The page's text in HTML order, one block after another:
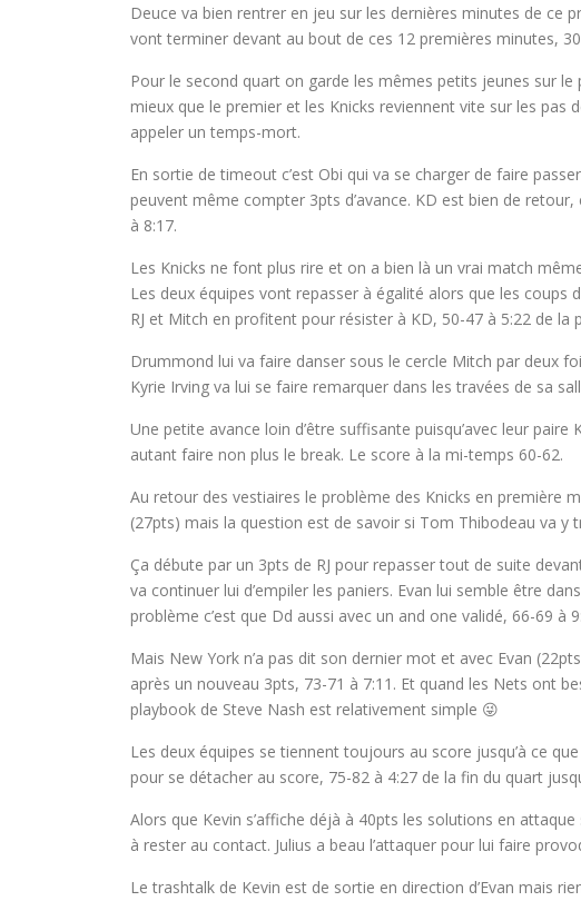
Deuce va bien rentrer en jeu sur les dernières minutes de ce
vont terminer devant au bout de ces 12 premières minutes,
Pour le second quart on garde les mêmes petits jeunes sur
mieux que le premier et les Knicks reviennent vite sur les pas
appeler un temps-mort.
En sortie de timeout c’est Obi qui va se charger de faire
peuvent même compter 3pts d’avance. KD est bien de
à 8:17.
Les Knicks ne font plus rire et on a bien là un vrai match
Les deux équipes vont repasser à égalité alors que les
RJ et Mitch en profitent pour résister à KD, 50-47 à 5:22 de la
Drummond lui va faire danser sous le cercle Mitch par deux
Kyrie Irving va lui se faire remarquer dans les travées de sa
Une petite avance loin d’être suffisante puisqu’avec leur
autant faire non plus le break. Le score à la mi-temps 60-62.
Au retour des vestiaires le problème des Knicks en première
(27pts) mais la question est de savoir si Tom Thibodeau va y
Ça débute par un 3pts de RJ pour repasser tout de suite
va continuer lui d’empiler les paniers. Evan lui semble être
problème c’est que Dd aussi avec un and one validé, 66-69 à
Mais New York n’a pas dit son dernier mot et avec Evan
après un nouveau 3pts, 73-71 à 7:11. Et quand les Nets ont
playbook de Steve Nash est relativement simple 😜
Les deux équipes se tiennent toujours au score jusqu’à ce
pour se détacher au score, 75-82 à 4:27 de la fin du quart
Alors que Kevin s’affiche déjà à 40pts les solutions en
à rester au contact. Julius a beau l’attaquer pour lui faire
Le trashtalk de Kevin est de sortie en direction d’Evan mais